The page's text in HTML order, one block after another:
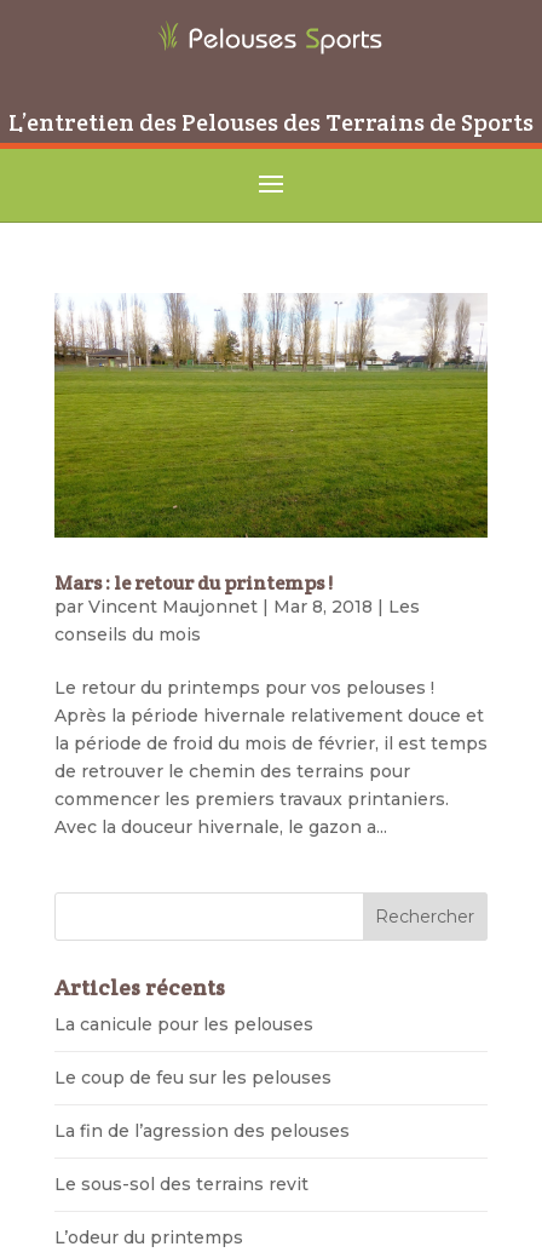
L’entretien des Pelouses des Terrains de Sports
Mars : le retour du printemps !
par Vincent Maujonnet| Mar 8, 2018 | Les
conseils du mois
Le retour du printemps pour vos pelouses !
Après la période hivernale relativement douce et
la période de froid du mois de février, il est temps
de retrouver le chemin des terrains pour
commencer les premiers travaux printaniers.
Avec la douceur hivernale, le gazon a...
Articles récents
La canicule pour les pelouses
Le coup de feu sur les pelouses
La fin de l’agression des pelouses
Le sous-sol des terrains revit
L’odeur du printemps